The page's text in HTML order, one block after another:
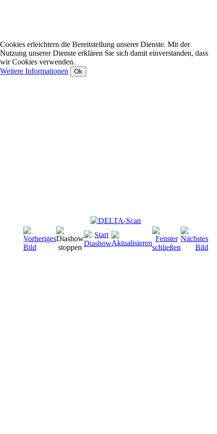
Cookies erleichtern die Bereitstellung unserer Dienste. Mit der
Nutzung unserer Dienste erklären Sie sich damit einverstanden, dass
wir Cookies verwenden.
Weitere Informationen
Ok